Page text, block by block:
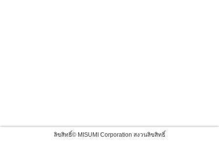
ลิขสิทธิ์© MISUMI Corporation สงวนลิขสิทธิ์